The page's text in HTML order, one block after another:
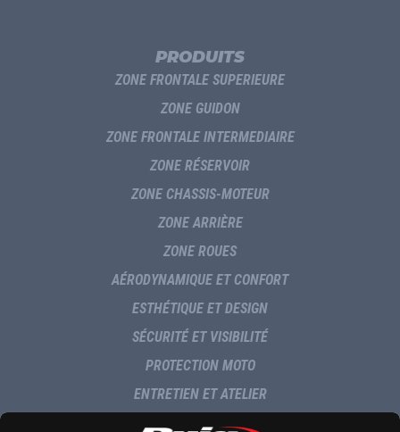
PRODUITS
ZONE FRONTALE SUPERIEURE
ZONE GUIDON
ZONE FRONTALE INTERMEDIAIRE
ZONE RÉSERVOIR
ZONE CHASSIS-MOTEUR
ZONE ARRIÈRE
ZONE ROUES
AÉRODYNAMIQUE ET CONFORT
ESTHÉTIQUE ET DESIGN
SÉCURITÉ ET VISIBILITÉ
PROTECTION MOTO
ENTRETIEN ET ATELIER